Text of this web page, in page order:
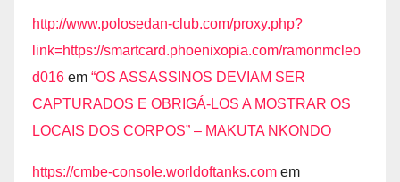
http://www.polosedan-club.com/proxy.php?
link=https://smartcard.phoenixopia.com/ramonmcleo
d016 em “OS ASSASSINOS DEVIAM SER
CAPTURADOS E OBRIGÁ-LOS A MOSTRAR OS
LOCAIS DOS CORPOS” – MAKUTA NKONDO
https://cmbe-console.worldoftanks.com em